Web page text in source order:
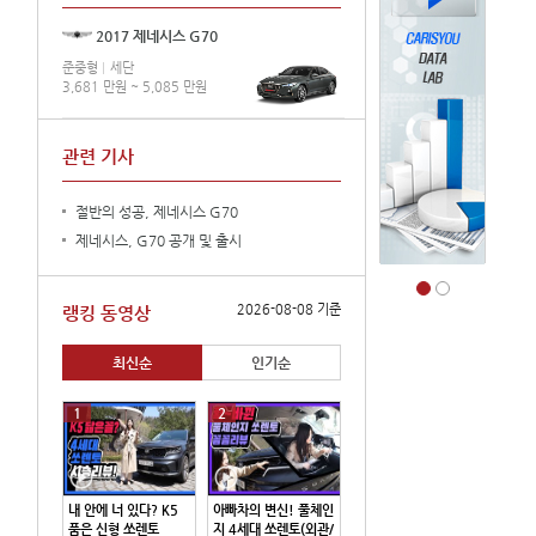
2017 제네시스 G70
준중형
세단
3,681 만원 ~ 5,085 만원
관련 기사
절반의 성공, 제네시스 G70
제네시스, G70 공개 및 출시
랭킹 동영상 2026-08-08 기준
최신순 인기순
1
내 안에 너 있다? K5
품은 신형 쏘렌토
2
아빠차의 변신! 풀체인
지 4세대 쏘렌토(외관/